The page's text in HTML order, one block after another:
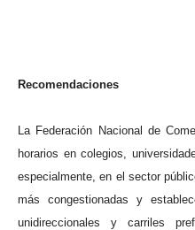
Recomendaciones
La Federación Nacional de
horarios en colegios,
especialmente, en el sector
más congestionadas y
unidireccionales y carriles